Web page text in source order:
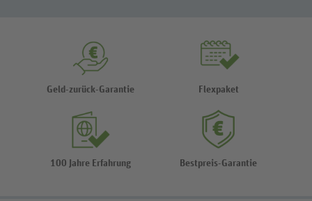
Geld-zurück-Garantie Flexpaket
100 Jahre Erfahrung Bestpreis-Garantie